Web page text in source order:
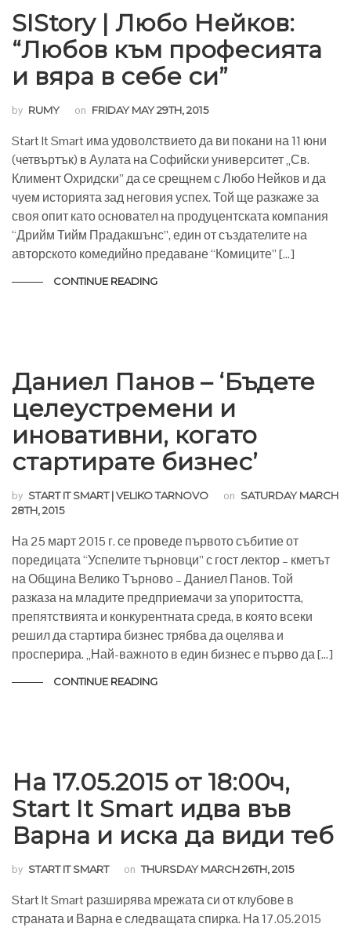
SIStory | Любо Нейков:
“Любов към професията
и вяра в себе си”
by RUMY on FRIDAY MAY 29TH, 2015
Start It Smart има удоволствието да ви покани на 11 юни
(четвъртък) в Аулата на Софийски университет „Св.
Климент Охридски” да се срещнем с Любо Нейков и да
чуем историята зад неговия успех. Той ще разкаже за
своя опит като основател на продуцентската компания
“Дрийм Тийм Прадакшънс”, един от създателите на
авторското комедийно предаване “Комиците” […]
CONTINUE READING
Даниел Панов – ‘Бъдете
целеустремени и
иновативни, когато
стартирате бизнес’
by START IT SMART | VELIKO TARNOVO on SATURDAY MARCH
28TH, 2015
На 25 март 2015 г. се проведе първото събитие от
поредицата “Успелите търновци” с гост лектор – кметът
на Община Велико Търново – Даниел Панов. Той
разказа на младите предприемачи за упоритостта,
препятствията и конкурентната среда, в която всеки
решил да стартира бизнес трябва да оцелява и
просперира. „Най-важното в един бизнес е първо да […]
CONTINUE READING
На 17.05.2015 от 18:00ч,
Start It Smart идва във
Варна и иска да види теб
by START IT SMART on THURSDAY MARCH 26TH, 2015
Start It Smart разширява мрежата си от клубове в
страната и Варна е следващата спирка. На 17.05.2015